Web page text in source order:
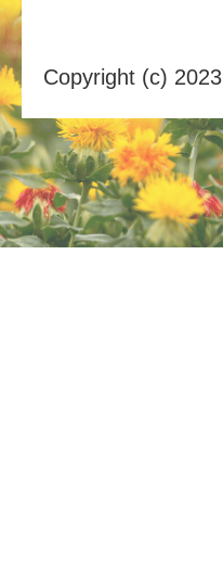
Copyright (c)